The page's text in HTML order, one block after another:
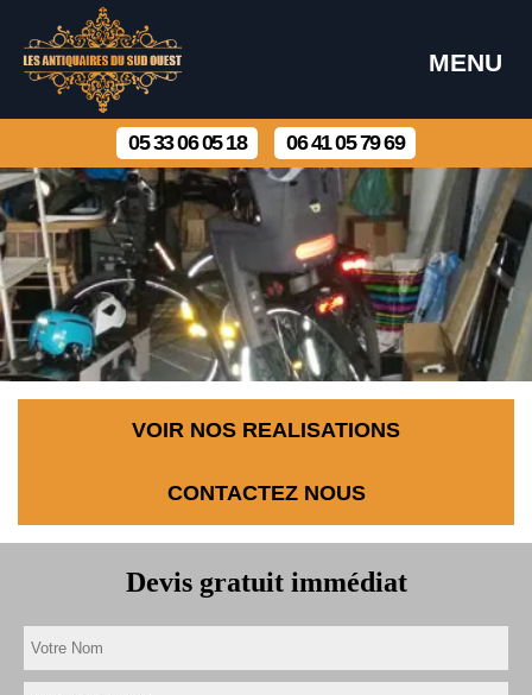
MENU
05 33 06 05 18 06 41 05 79 69
VOIR NOS REALISATIONS
CONTACTEZ NOUS
Devis gratuit immédiat